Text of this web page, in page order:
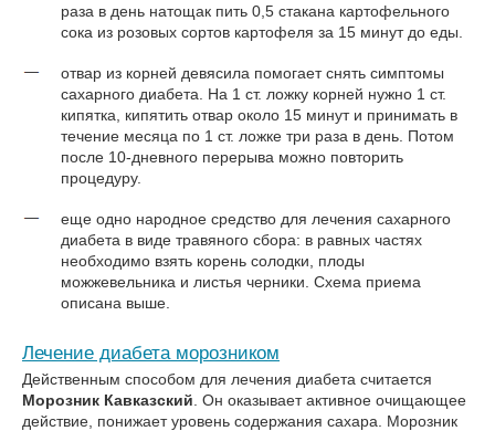
раза в день натощак пить 0,5 стакана картофельного
сока из розовых сортов картофеля за 15 минут до еды.
отвар из корней девясила помогает снять симптомы
сахарного диабета. На 1 ст. ложку корней нужно 1 ст.
кипятка, кипятить отвар около 15 минут и принимать в
течение месяца по 1 ст. ложке три раза в день. Потом
после 10-дневного перерыва можно повторить
процедуру.
еще одно народное средство для лечения сахарного
диабета в виде травяного сбора: в равных частях
необходимо взять корень солодки, плоды
можжевельника и листья черники. Схема приема
описана выше.
Лечение диабета морозником
Действенным способом для лечения диабета считается
Морозник Кавказский . Он оказывает активное очищающее
действие, понижает уровень содержания сахара. Морозник